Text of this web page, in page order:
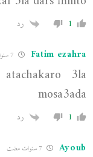
1 رد
Fatim ezahra
3la
mosa3ada
1 رد
Ayoub